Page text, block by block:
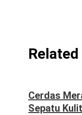
Cerdas
Sepatu